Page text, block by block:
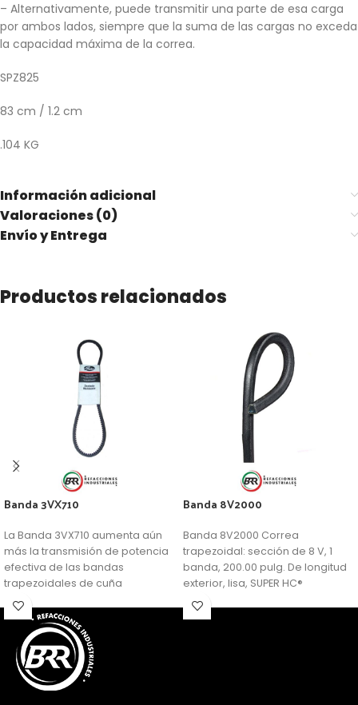
– Alternativamente, puede transmitir una parte de esa carga
por ambos lados, siempre que la suma de las cargas no exceda
la capacidad máxima de la correa.
SPZ825
83 cm / 1.2 cm
.104 KG
Información adicional
Valoraciones (0)
Envío y Entrega
Productos relacionados
Banda 3VX710
La Banda 3VX710 aumenta aún
más la transmisión de potencia
efectiva de las bandas
trapezoidales de cuña
profunda.
Banda 8V2000
Banda 8V2000 Correa
trapezoidal: sección de 8 V, 1
banda, 200.00 pulg. De longitud
exterior, lisa, SUPER HC®